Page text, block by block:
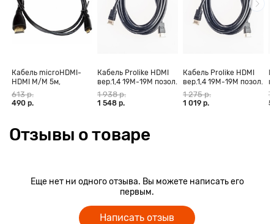
Кабель microHDMI-
HDMI M/M 5м,
позолоченные
контакты Blister box
613 р.
490 р.
Кабель Prolike HDMI
вер.1,4 19М-19М позол.
конт., ферритовые
кольца, 30 м
1 938 р.
1 548 р.
Кабель Prolike HDMI
вер.1,4 19М-19М позол.
конт., ферритовые
кольца, 20 м
1 275 р.
1 019 р.
Отзывы о товаре
Еще нет ни одного отзыва. Вы можете написать его
первым.
Написать отзыв